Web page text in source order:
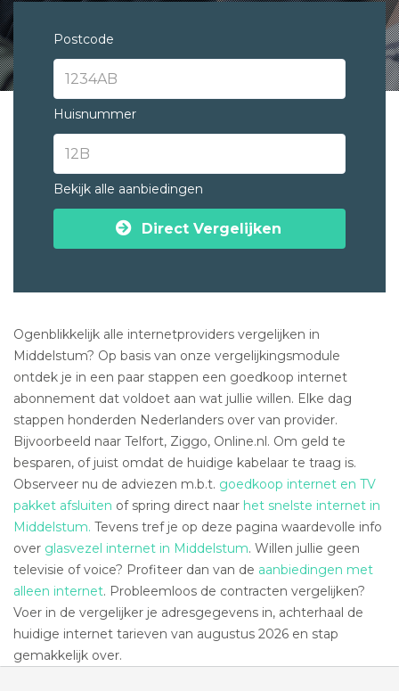
Postcode
Huisnummer
Bekijk alle aanbiedingen
Direct Vergelijken
Ogenblikkelijk alle internetproviders vergelijken in
Middelstum? Op basis van onze vergelijkingsmodule
ontdek je in een paar stappen een goedkoop internet
abonnement dat voldoet aan wat jullie willen. Elke dag
stappen honderden Nederlanders over van provider.
Bijvoorbeeld naar Telfort, Ziggo, Online.nl. Om geld te
besparen, of juist omdat de huidige kabelaar te traag is.
Observeer nu de adviezen m.b.t. goedkoop internet en TV
pakket afsluiten of spring direct naar het snelste internet in
Middelstum. Tevens tref je op deze pagina waardevolle info
over glasvezel internet in Middelstum. Willen jullie geen
televisie of voice? Profiteer dan van de aanbiedingen met
alleen internet. Probleemloos de contracten vergelijken?
Voer in de vergelijker je adresgegevens in, achterhaal de
huidige internet tarieven van augustus 2026 en stap
gemakkelijk over.